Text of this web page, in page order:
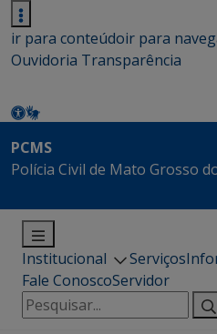
ir para conteúdoir para
Ouvidoria Transparência
PCMS
Polícia Civil de Mato Grosso
Institucional Serviços
Fale ConoscoServidor
Pesquisar
por: